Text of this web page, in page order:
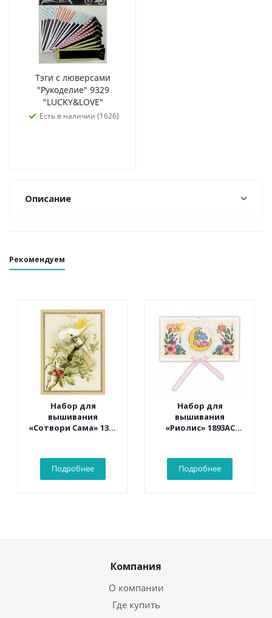
Тэги с люверсами
"Рукоделие" 9329
"LUCKY&LOVE"
Есть в наличии (1626)
Описание
Рекомендуем
Набор для
вышивания
«Сотвори Сама» 1362
Подробнее
Набор для
вышивания
«Риолис» 1893АС
малыша» 16*9 см
Подробнее
Компания
О компании
Где купить